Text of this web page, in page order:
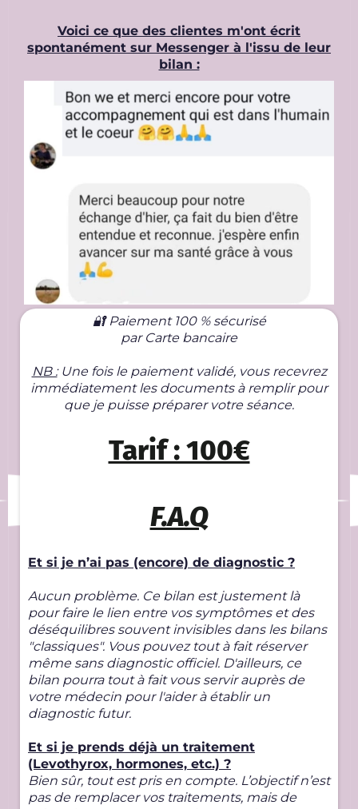
Voici ce que des clientes m'ont écrit
spontanément sur Messenger à l'issu de leur
bilan :
🔐 Paiement 100 % sécurisé
par Carte bancaire
NB :Une fois le paiement validé, vous recevrez
immédiatement les documents à remplir pour
que je puisse préparer votre séance.
Tarif : 100€
F.A.Q
Et si je n’ai pas (encore) de diagnostic ?
Aucun problème. Ce bilan est justement là
pour faire le lien entre vos symptômes et des
déséquilibres souvent invisibles dans les bilans
"classiques". Vous pouvez tout à fait réserver
même sans diagnostic officiel. D'ailleurs, ce
bilan pourra tout à fait vous servir auprès de
votre médecin pour l'aider à établir un
diagnostic futur.
Et si je prends déjà un traitement
(Levothyrox, hormones, etc.) ?
Bien sûr, tout est pris en compte. L’objectif n’est
pas de remplacer vos traitements, mais de